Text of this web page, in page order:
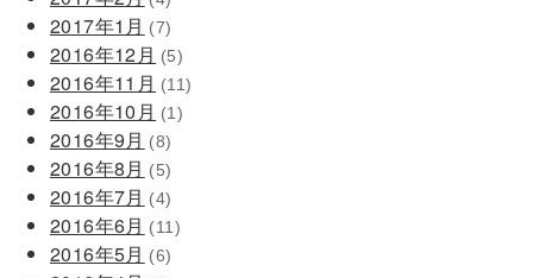
2017年1月 (7)
2016年12月 (5)
2016年11月 (11)
2016年10月 (1)
2016年9月 (8)
2016年8月 (5)
2016年7月 (4)
2016年6月 (11)
2016年5月 (6)